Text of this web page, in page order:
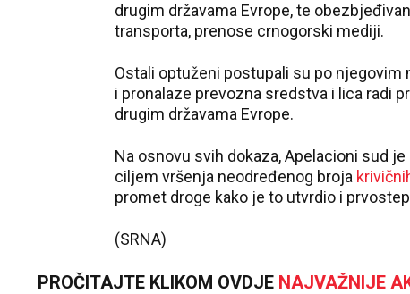
drugim državama Evrope, te
transporta, prenose crnogorski mediji.
Ostali optuženi postupali su po
i pronalaze prevozna sredstva i lica radi
drugim državama Evrope.
Na osnovu svih dokaza, Apelacioni sud
ciljem vršenja neodređenog broja
promet droge kako je to utvrdio i
(SRNA)
PROČITAJTE KLIKOM OVDJE NAJVAŽNIJE